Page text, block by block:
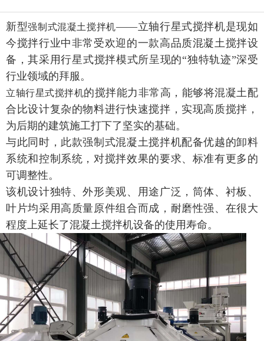
新型强制式混凝土搅拌机——立轴行星式搅拌机是现如
今搅拌行业中非常受欢迎的一款高品质混凝土搅拌设
备，其采用行星式搅拌模式所呈现的“独特轨迹”深受
行业领域的拜服。
立轴行星式搅拌机的搅拌能力非常 高，能够将混凝土配
合比设计复杂的物料进行快速搅拌， 实现高质搅拌，
为后期的建筑施工打下了坚实的基础。
与此同时，此款强制式混凝土搅拌机配备优越的卸料
系统和控制系统，对搅拌效果的要求、标准有更多的
可调整性。
该机设计独特、外形美观、 用途广泛 ， 筒体、衬板、
叶片均采用高质量原件组合而成，耐磨性强 、在很大
程度上延长了混凝土搅拌机设备的使用寿命。